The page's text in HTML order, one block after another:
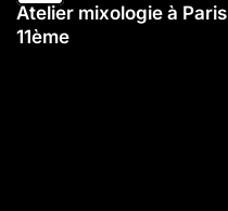
Atelier mixologie à Paris
11ème